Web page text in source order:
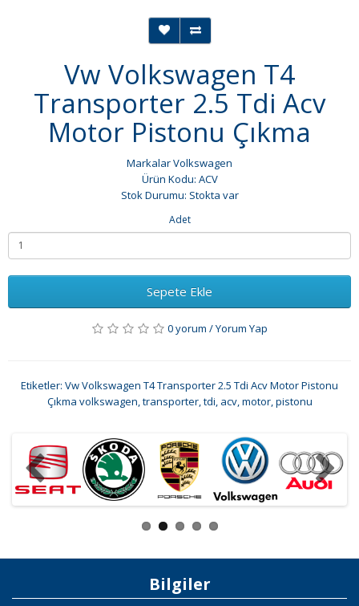
Vw Volkswagen T4
Transporter 2.5 Tdi Acv
Motor Pistonu Çıkma
MarkalarVolkswagen
Ürün Kodu: ACV
Stok Durumu: Stokta var
Adet
Sepete Ekle
0 yorum /Yorum Yap
Etiketler: Vw Volkswagen T4 Transporter 2.5 Tdi Acv Motor Pistonu
Çıkma volkswagen,transporter,tdi, acv,motor,pistonu
Bilgiler